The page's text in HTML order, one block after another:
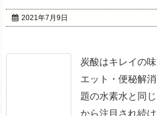
2021年7月9日
炭酸はキレイの
エット・便秘解
題の水素水と同
から注目され続